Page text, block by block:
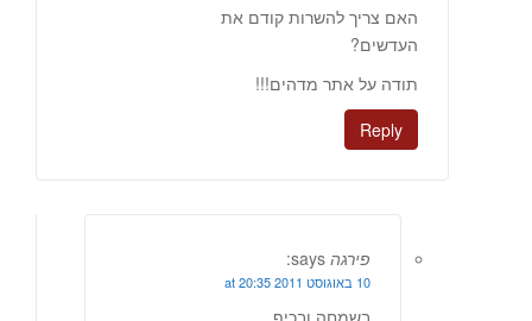
האם צריך להשרות קודם את
העדשים?
תודה על אתר מדהים!!!
Reply
פירגה says:
10 באוגוסט 2011 at 20:35